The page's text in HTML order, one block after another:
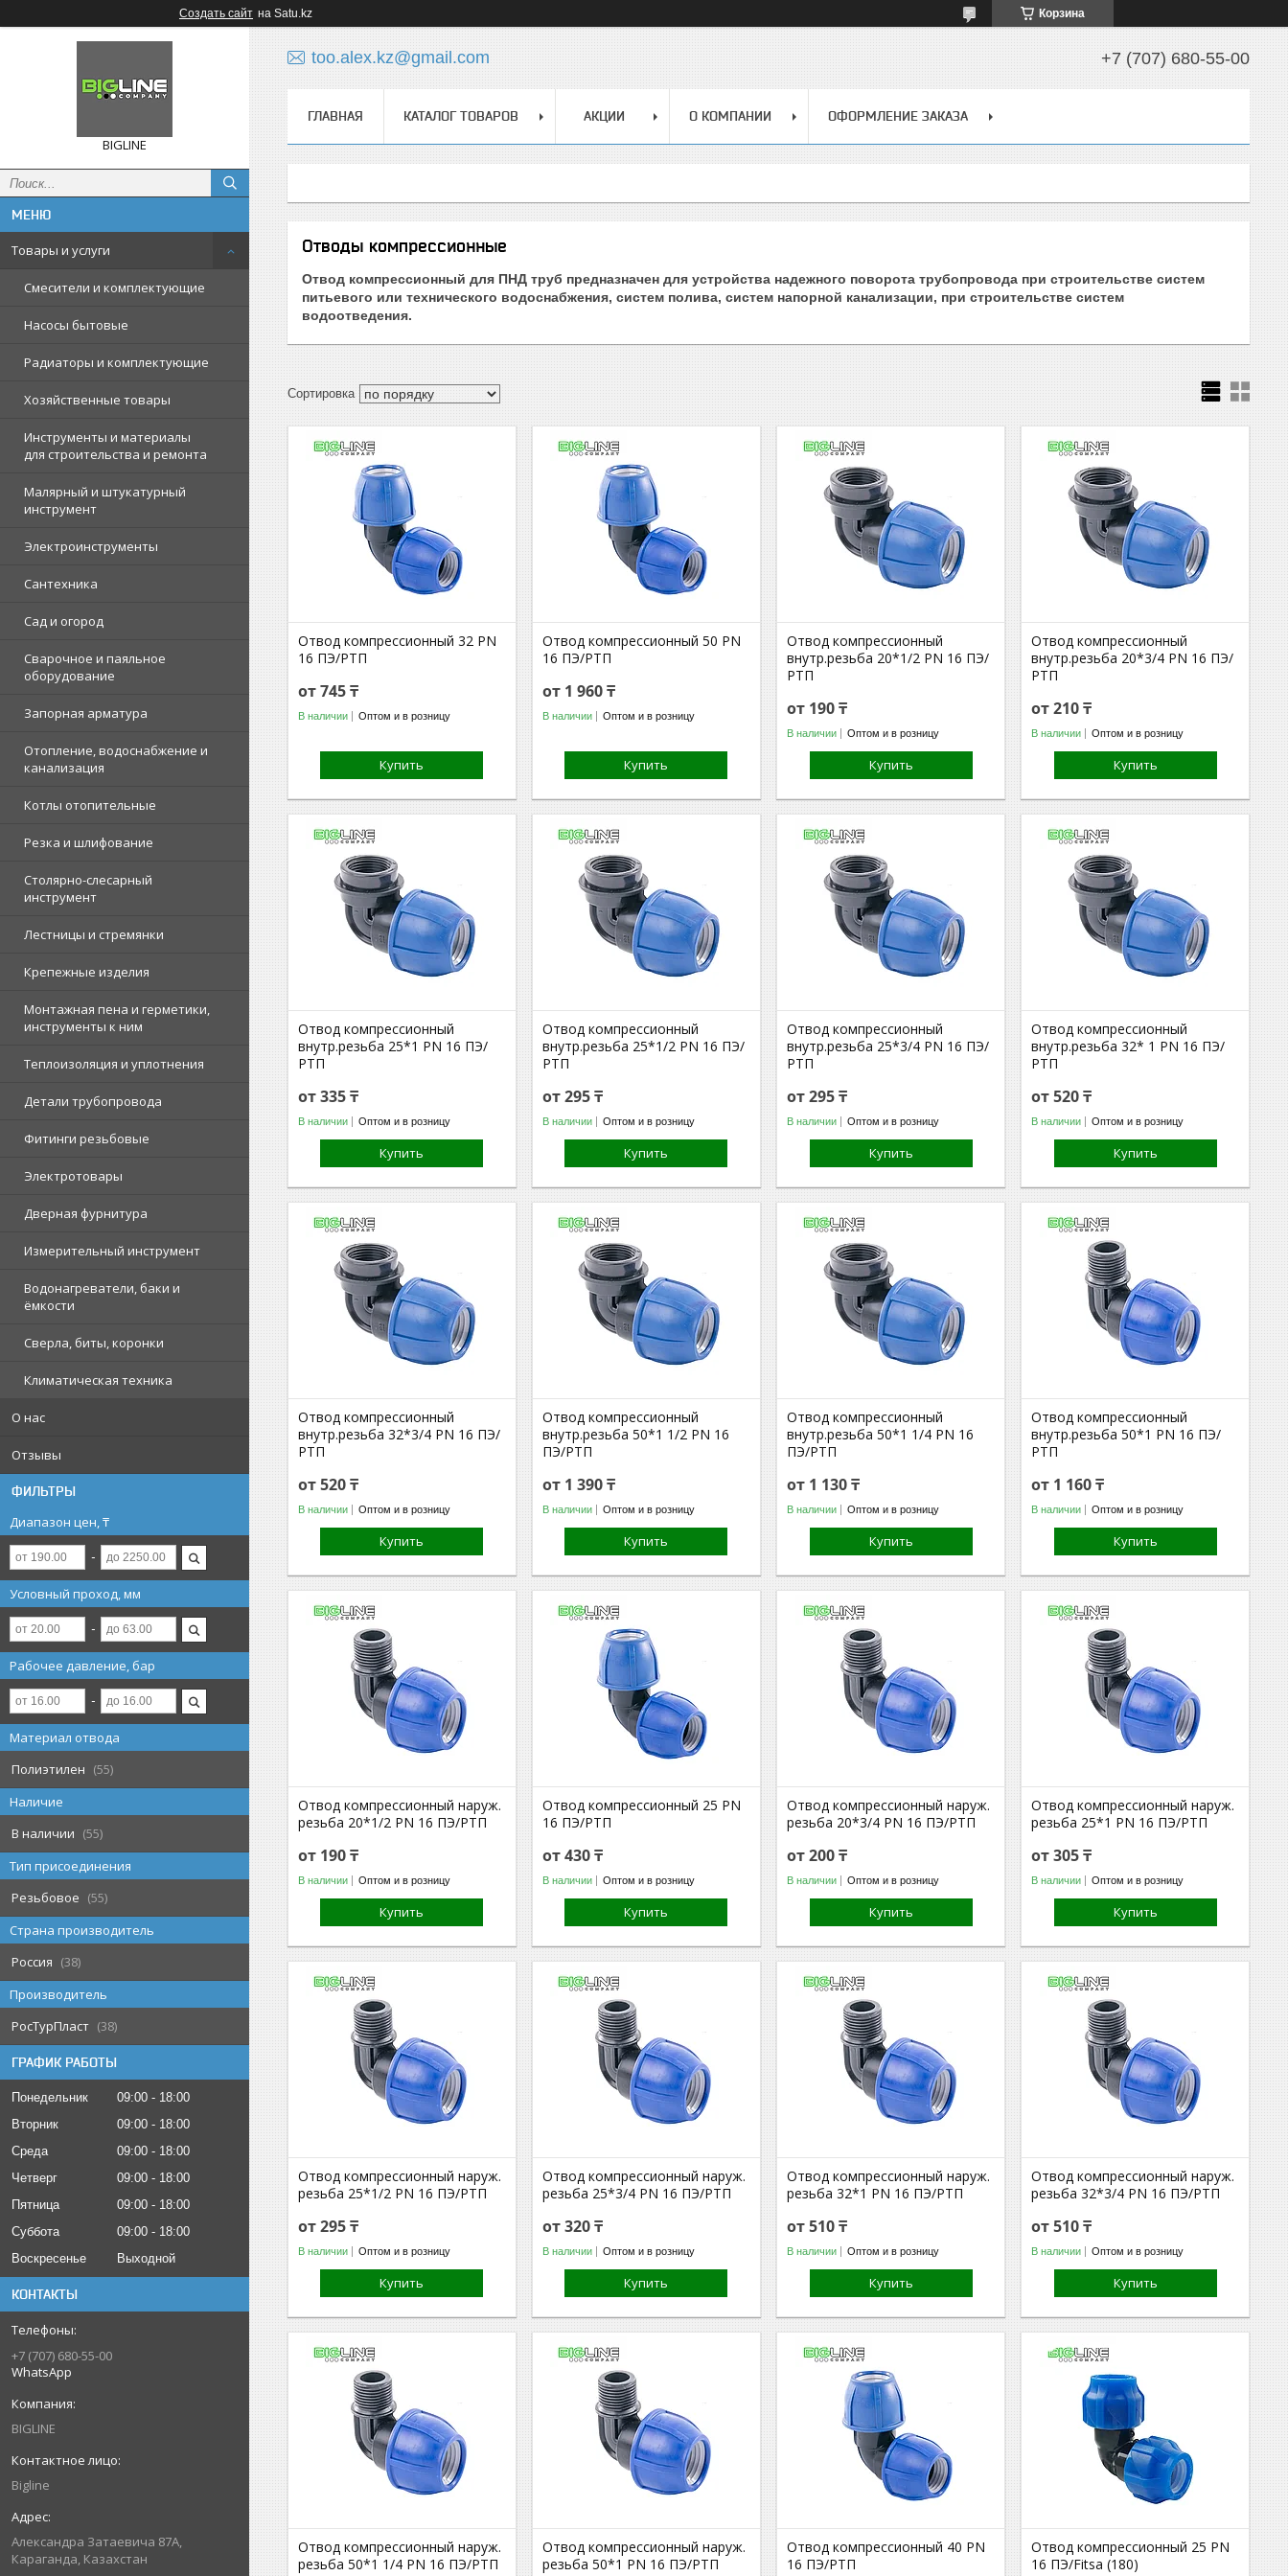
Создать сайт на Satu.kz Корзина
BIGLINE
Товары и услуги
Смесители и комплектующие
Насосы бытовые
Радиаторы и комплектующие
Хозяйственные товары
Инструменты и материалы
для строительства и ремонта
Малярный и штукатурный
инструмент
Электроинструменты
Сантехника
Сад и огород
Сварочное и паяльное
оборудование
Запорная арматура
Отопление, водоснабжение и
канализация
Котлы отопительные
Резка и шлифование
Столярно-слесарный
инструмент
Лестницы и стремянки
Крепежные изделия
Монтажная пена и герметики,
инструменты к ним
Теплоизоляция и уплотнения
Детали трубопровода
Фитинги резьбовые
Электротовары
Дверная фурнитура
Измерительный инструмент
Водонагреватели, баки и
ёмкости
Сверла, биты, коронки
Климатическая техника
О нас
Отзывы
ФИЛЬТРЫ
Диапазон цен, ₸
Условный проход, мм
Рабочее давление, бар
Материал отвода
Полиэтилен
55
Наличие
В наличии
55
Тип присоединения
Резьбовое
55
Страна производитель
Россия
38
Производитель
РосТурПласт
38
ГРАФИК РАБОТЫ
Понедельник 09:00
18:00
Вторник
09:00
18:00
Среда
09:00
18:00
Четверг
09:00
18:00
Пятница
09:00
18:00
Суббота
09:00
18:00
Воскресенье
Выходной
КОНТАКТЫ
+7 (707) 680-55-00
WhatsApp
BIGLINE
Bigline
Александра Затаевича 87А,
Караганда, Казахстан
too.alex.kz@gmail.com +7 (707) 680-55-00
ГЛАВНАЯ КАТАЛОГ ТОВАРОВ АКЦИИ О КОМПАНИИ ОФОРМЛЕНИЕ ЗАКАЗА
Отводы компрессионные
Отвод компрессионный для ПНД труб предназначен для устройства надежного поворота трубопровода при строительстве систем
питьевого или технического водоснабжения, систем полива, систем напорной канализации, при строительстве систем
водоотведения.
Отвод компрессионный 32 PN
16 ПЭ/РТП
от 745 ₸
В наличии Оптом и в розницу
Купить
Отвод компрессионный 50 PN
16 ПЭ/РТП
от 1 960 ₸
В наличии Оптом и в розницу
Купить
Отвод компрессионный
внутр.резьба 20*1/2 PN 16 ПЭ/
РТП
от 190 ₸
В наличии Оптом и в розницу
Купить
Отвод компрессионный
внутр.резьба 20*3/4 PN 16 ПЭ/
РТП
от 210 ₸
В наличии Оптом и в розницу
Купить
Отвод компрессионный
внутр.резьба 25*1 PN 16 ПЭ/
РТП
от 335 ₸
В наличии Оптом и в розницу
Купить
Отвод компрессионный
внутр.резьба 25*1/2 PN 16 ПЭ/
РТП
от 295 ₸
В наличии Оптом и в розницу
Купить
Отвод компрессионный
внутр.резьба 25*3/4 PN 16 ПЭ/
РТП
от 295 ₸
В наличии Оптом и в розницу
Купить
Отвод компрессионный
внутр.резьба 32* 1 PN 16 ПЭ/
РТП
от 520 ₸
В наличии Оптом и в розницу
Купить
Отвод компрессионный
внутр.резьба 32*3/4 PN 16 ПЭ/
РТП
от 520 ₸
В наличии Оптом и в розницу
Купить
Отвод компрессионный
внутр.резьба 50*1 1/2 PN 16
ПЭ/РТП
от 1 390 ₸
В наличии Оптом и в розницу
Купить
Отвод компрессионный
внутр.резьба 50*1 1/4 PN 16
ПЭ/РТП
от 1 130 ₸
В наличии Оптом и в розницу
Купить
Отвод компрессионный
внутр.резьба 50*1 PN 16 ПЭ/
РТП
от 1 160 ₸
В наличии Оптом и в розницу
Купить
Отвод компрессионный наруж.
резьба 20*1/2 PN 16 ПЭ/РТП
от 190 ₸
В наличии Оптом и в розницу
Купить
Отвод компрессионный 25 PN
16 ПЭ/РТП
от 430 ₸
В наличии Оптом и в розницу
Купить
Отвод компрессионный наруж.
резьба 20*3/4 PN 16 ПЭ/РТП
от 200 ₸
В наличии Оптом и в розницу
Купить
Отвод компрессионный наруж.
резьба 25*1 PN 16 ПЭ/РТП
от 305 ₸
В наличии Оптом и в розницу
Купить
Отвод компрессионный наруж.
резьба 25*1/2 PN 16 ПЭ/РТП
от 295 ₸
В наличии Оптом и в розницу
Купить
Отвод компрессионный наруж.
резьба 25*3/4 PN 16 ПЭ/РТП
от 320 ₸
В наличии Оптом и в розницу
Купить
Отвод компрессионный наруж.
резьба 32*1 PN 16 ПЭ/РТП
от 510 ₸
В наличии Оптом и в розницу
Купить
Отвод компрессионный наруж.
резьба 32*3/4 PN 16 ПЭ/РТП
от 510 ₸
В наличии Оптом и в розницу
Купить
Отвод компрессионный наруж.
резьба 50*1 1/4 PN 16 ПЭ/РТП
Отвод компрессионный наруж.
резьба 50*1 PN 16 ПЭ/РТП
Отвод компрессионный 40 PN
16 ПЭ/РТП
Отвод компрессионный 25 PN
16 ПЭ/Fitsa (180)